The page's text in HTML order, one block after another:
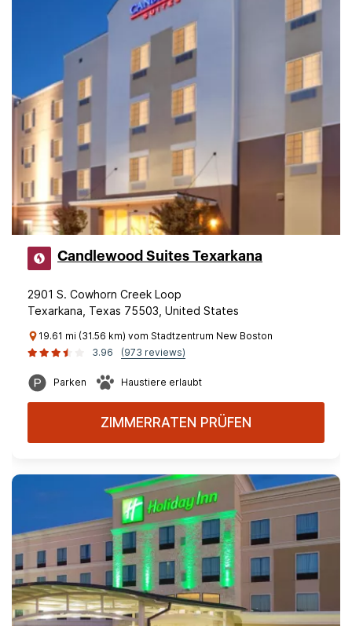
Candlewood Suites Texarkana
2901 S. Cowhorn Creek Loop
Texarkana, Texas 75503, United States
19.61 mi (31.56 km) vom Stadtzentrum New Boston
3.96
(973 reviews)
Parken Haustiere erlaubt
ZIMMERRATEN PRÜFEN